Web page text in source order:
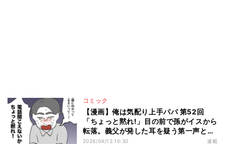
コミック
【漫画】俺は気配り上手パパ 第52回
「ちょっと黙れ!」目の前で孫がイスから
転落。義父が発した耳を疑う第一声と
は?
2026/04/13 10:30 連載